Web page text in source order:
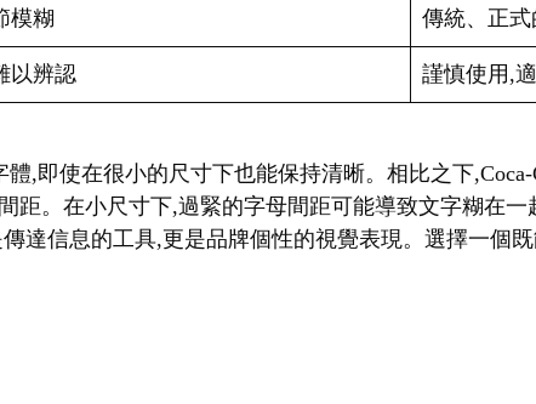
模糊 傳統、正式
以辨認 謹慎使用,
體,即使在很小的尺寸下也能保持清晰。相比之下
距。在小尺寸下,過緊的字母間距可能導致文字糊在
達信息的工具,更是品牌個性的視覺表現。選擇一個